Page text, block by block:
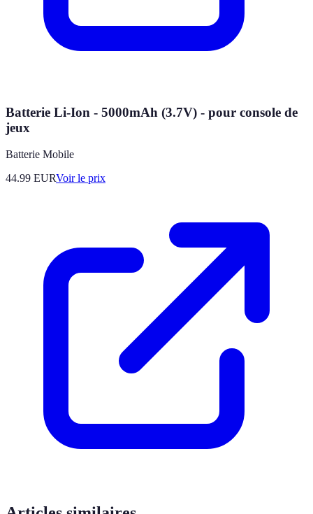
Batterie Li-Ion - 5000mAh (3.7V) - pour console de
jeux
Batterie Mobile
44.99 EURVoir le prix